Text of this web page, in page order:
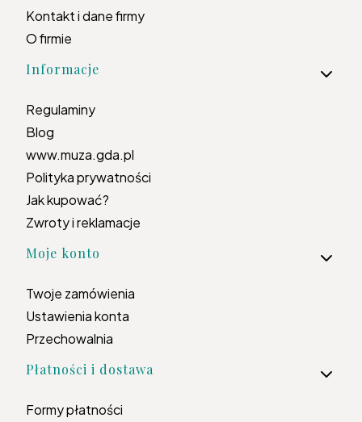
Kontakt i dane firmy
O firmie
Informacje
Regulaminy
Blog
www.muza.gda.pl
Polityka prywatności
Jak kupować?
Zwroty i reklamacje
Moje konto
Twoje zamówienia
Ustawienia konta
Przechowalnia
Płatności i dostawa
Formy płatności